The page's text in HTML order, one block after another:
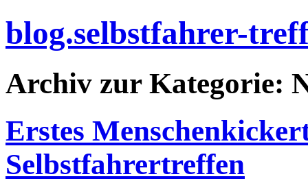
blog.selbstfahrer-
Archiv zur Kategorie:
Erstes
Selbstfahrertreffen